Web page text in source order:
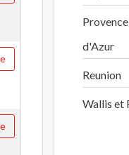
d'Azur
Reunion
Wallis et